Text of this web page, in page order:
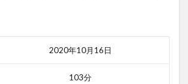
2020年10月16日
103分